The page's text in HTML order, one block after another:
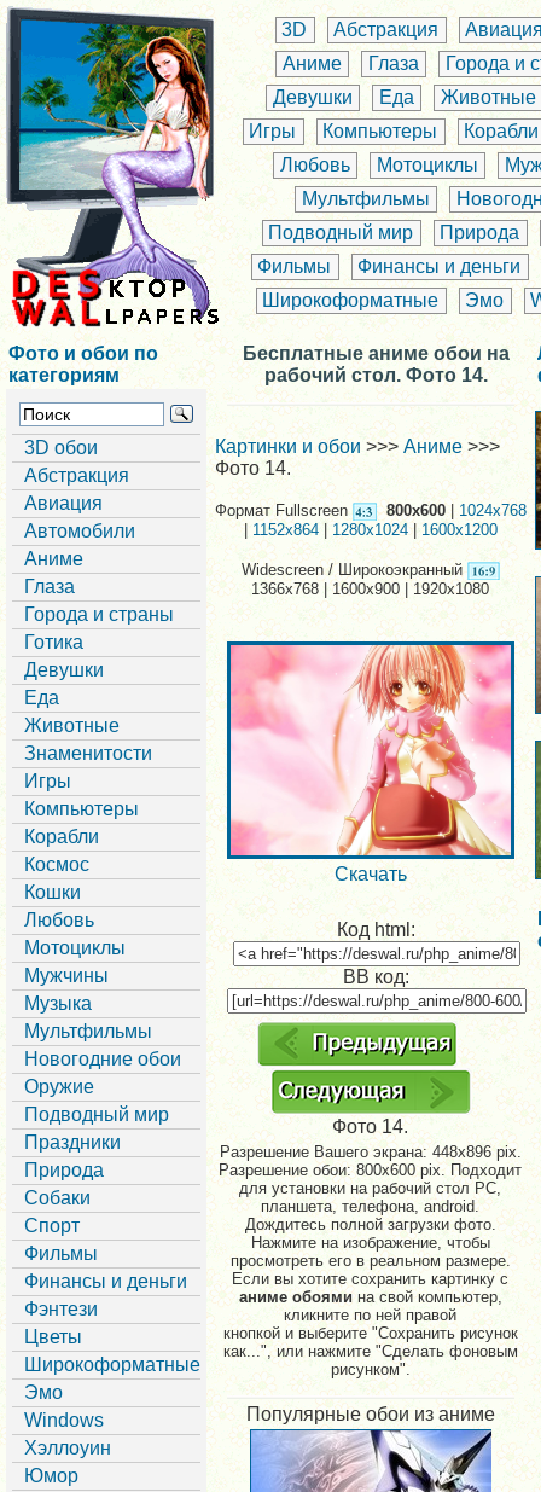
3D Абстракция
Аниме
Глаза
Города и
Девушки
Еда
Животные
Игры
Компьютеры
Корабли
Любовь
Мотоциклы
Мультфильмы
Подводный мир
Природа
Фильмы
Финансы и деньги
Широкоформатные
Эмо
Фото и обои по
категориям
3D обои
Абстракция
Авиация
Автомобили
Аниме
Глаза
Города и страны
Готика
Девушки
Еда
Животные
Знаменитости
Игры
Компьютеры
Корабли
Космос
Кошки
Любовь
Мотоциклы
Мужчины
Музыка
Мультфильмы
Новогодние обои
Оружие
Подводный мир
Праздники
Природа
Собаки
Спорт
Фильмы
Финансы и деньги
Фэнтези
Цветы
Широкоформатные
Эмо
Windows
Хэллоуин
Юмор
Бесплатные аниме обои на
рабочий стол. Фото 14.
Картинки и обои >>> Аниме >>>
Фото 14.
Формат Fullscreen 800x600 | 1024x768
|1152x864 1280x1024| 1600x1200
Widescreen / Широкоэкранный
1366x768 | 1600x900 | 1920x1080
Скачать
Код html:
BB код:
Фото 14.
Разрешение Вашего экрана: 448x896 pix.
Разрешение обои: 800x600 pix. Подходит
для установки на рабочий стол PC,
планшета, телефона, android.
Дождитесь полной загрузки фото.
Нажмите на изображение, чтобы
просмотреть его в реальном размере.
Если вы хотите сохранить картинку с
аниме обоямина свой компьютер,
кликните по ней правой
кнопкой и выберите "Сохранить рисунок
как...", или нажмите "Сделать фоновым
рисунком".
Популярные обои из аниме